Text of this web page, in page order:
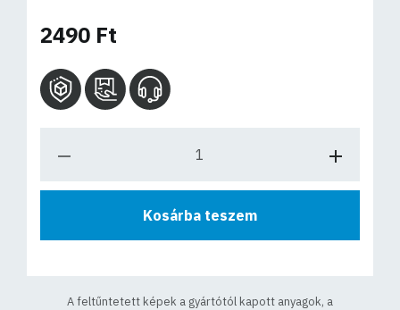
2490 Ft
Kosárba teszem
A feltűntetett képek a gyártótól kapott anyagok, a